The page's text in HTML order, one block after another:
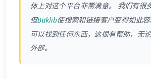
体上对这个平台非常满意。 我们有很
但Baklib使搜索和链接客户变得如此
可以找到任何东西，这很有帮助，无
外部。